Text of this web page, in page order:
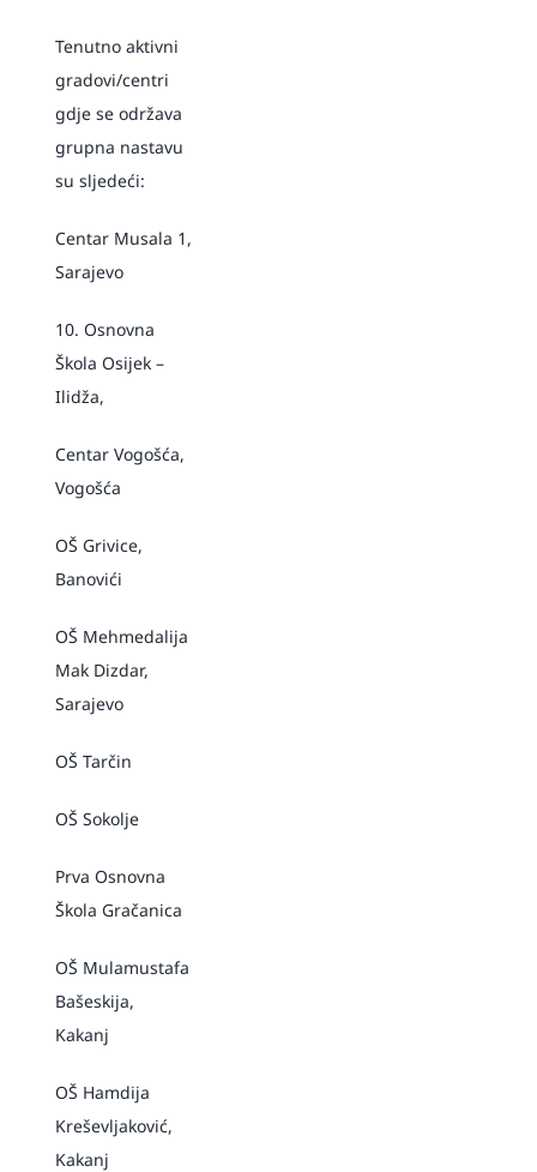
Tenutno aktivni
gradovi/centri
gdje se održava
grupna nastavu
su sljedeći:
Centar Musala 1,
Sarajevo
10. Osnovna
Škola Osijek –
Ilidža,
Centar Vogošća,
Vogošća
OŠ Grivice,
Banovići
OŠ Mehmedalija
Mak Dizdar,
Sarajevo
OŠ Tarčin
OŠ Sokolje
Prva Osnovna
Škola Gračanica
OŠ Mulamustafa
Bašeskija,
Kakanj
OŠ Hamdija
Kreševljaković,
Kakanj